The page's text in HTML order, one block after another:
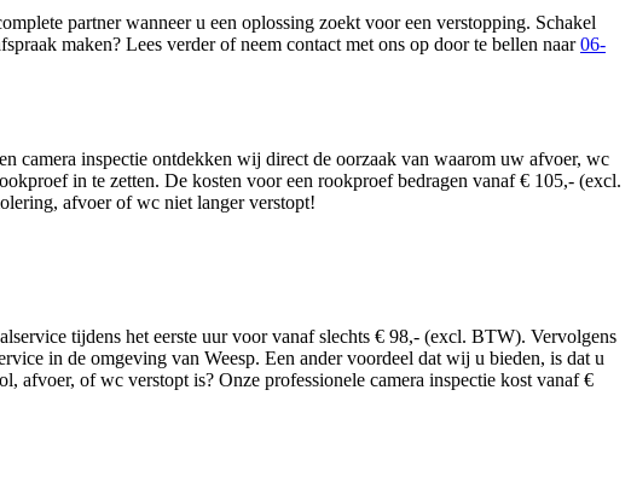
partner wanneer u een oplossing zoekt voor een verstopping. Schakel
maken? Lees verder of neem contact met ons op door te bellen naar06-
camera inspectie ontdekken wij direct de oorzaak van waarom uw afvoer, wc
in te zetten. De kosten voor een rookproef bedragen vanaf € 105,- (excl.
afvoer of wc niet langer verstopt!
tijdens het eerste uur voor vanaf slechts € 98,- (excl. BTW). Vervolgens
in de omgeving van Weesp. Een ander voordeel dat wij u bieden, is dat u
afvoer, of wc verstopt is? Onze professionele camera inspectie kost vanaf €